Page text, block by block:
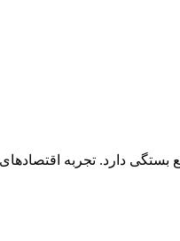
بستگی دارد. تجربه